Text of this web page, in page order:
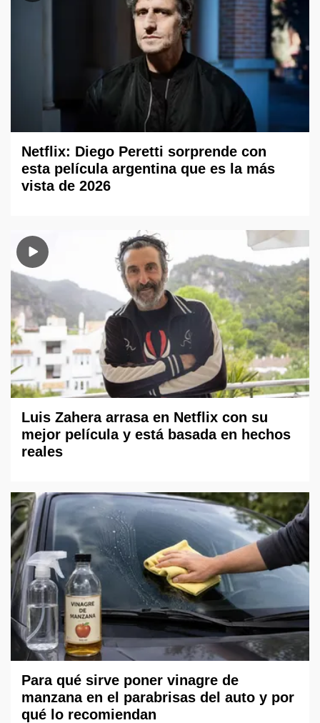
Netflix: Diego Peretti sorprende con
esta película argentina que es la más
vista de 2026
Luis Zahera arrasa en Netflix con su
mejor película y está basada en hechos
reales
Para qué sirve poner vinagre de
manzana en el parabrisas del auto y por
qué lo recomiendan